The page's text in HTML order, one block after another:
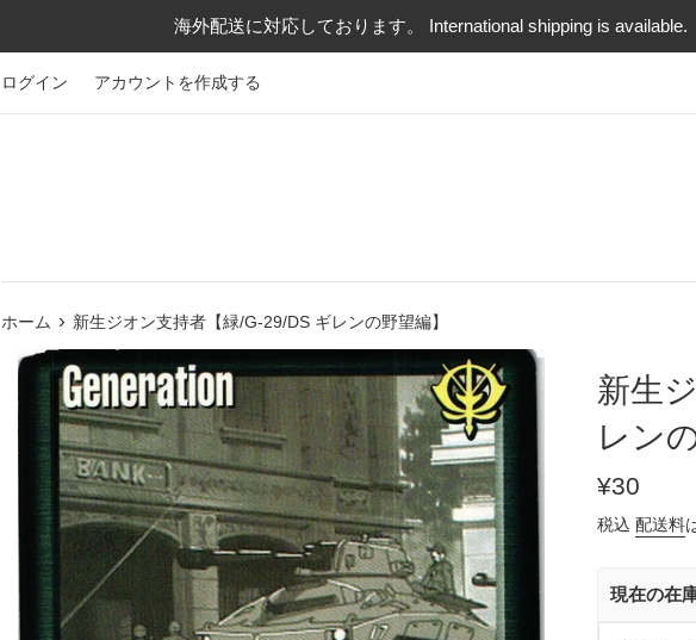
海外配送に対応しております。 International shipping is available.
ログイン アカウントを作成する
ホーム › 新生ジオン支持者【緑/G-29/DS ギレンの野望編】
新生
レン
通
価
¥30
税込 配送料
現在の在